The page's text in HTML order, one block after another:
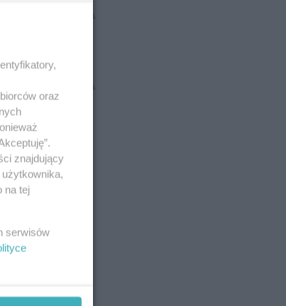
REKLAMA
REKLAMA
oraz
znajdujący
na tej
serwisów